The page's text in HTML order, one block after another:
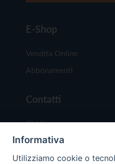
E-Shop
Vendita Online
Abbonamenti
Contatti
Chi Siamo
Redazione
Scrivici
Informativa
Utilizziamo cookie o